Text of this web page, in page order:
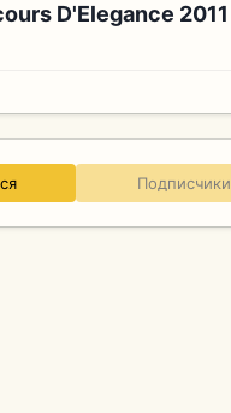
D'Elegance 2011
Подписчики